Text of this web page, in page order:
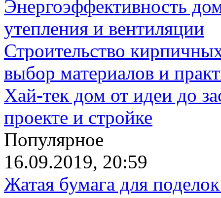
Энергоэффективность
утепления и вентиляции
Строительство
выбор материалов и
Хай-тек дом от идеи до
проекте и стройке
Популярное
16.09.2019, 20:59
Жатая бумага для